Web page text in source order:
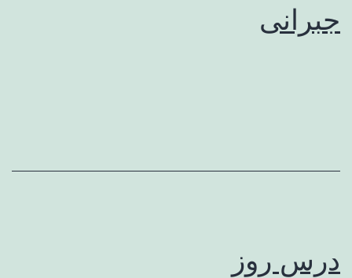
جبرانی
درس روز